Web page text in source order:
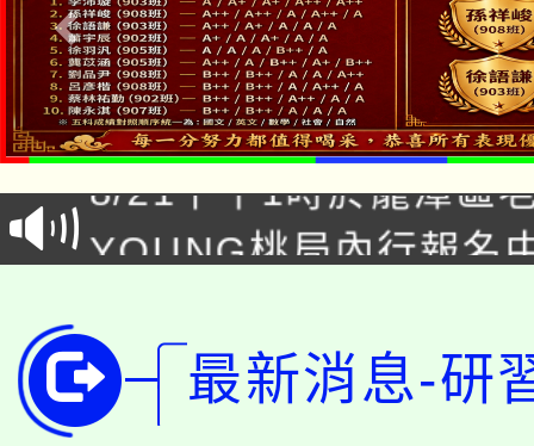
「本色祭」8/29、30在
場熱烈登場!
8/21下午1時於龍潭區
徵才活動。
YOUNG桃局內行報名
開!
115年桃園市運動會8/
田徑場及游泳池舉行。
桃園市低收入戶享有免
最新消息-研